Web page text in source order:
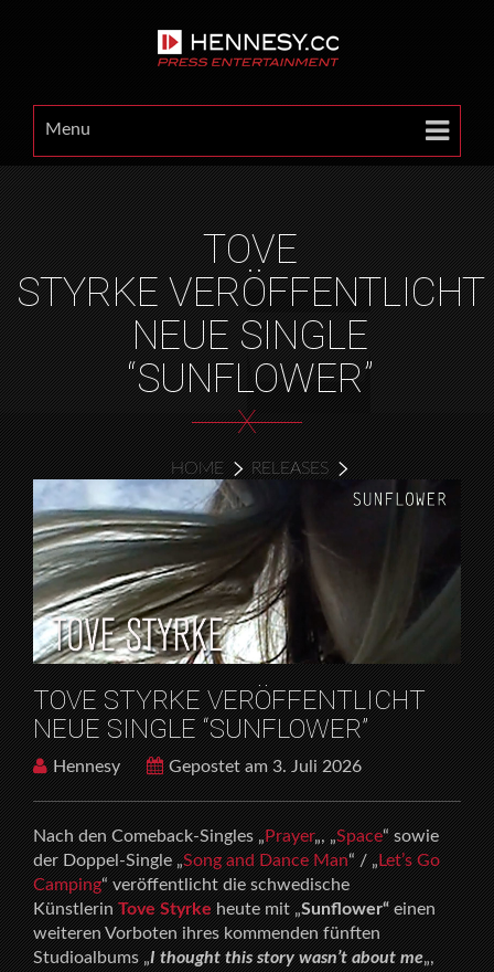
Menu
TOVE
STYRKE VERÖFFENTLICHT
NEUE SINGLE
“SUNFLOWER”
X
HOME
RELEASES
TOVE STYRKE VERÖFFENTLICHT NEUE SINGLE
“SUNFLOWER”
TOVE STYRKE VERÖFFENTLICHT
NEUE SINGLE “SUNFLOWER”
Hennesy Gepostet am 3. Juli 2026
Nach den Comeback-Singles „Prayer„, „Space“ sowie
der Doppel-Single „Song and Dance Man“ / „Let’s Go
Camping“ veröffentlicht die schwedische
KünstlerinTove Styrkeheute mit „Sunflower“einen
weiteren Vorboten ihres kommenden fünften
Studioalbums „I thought this story wasn’t about me„,